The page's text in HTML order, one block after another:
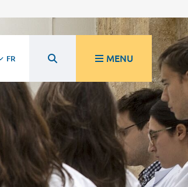
FR MENU
Ambulanciers, taxis, vsl